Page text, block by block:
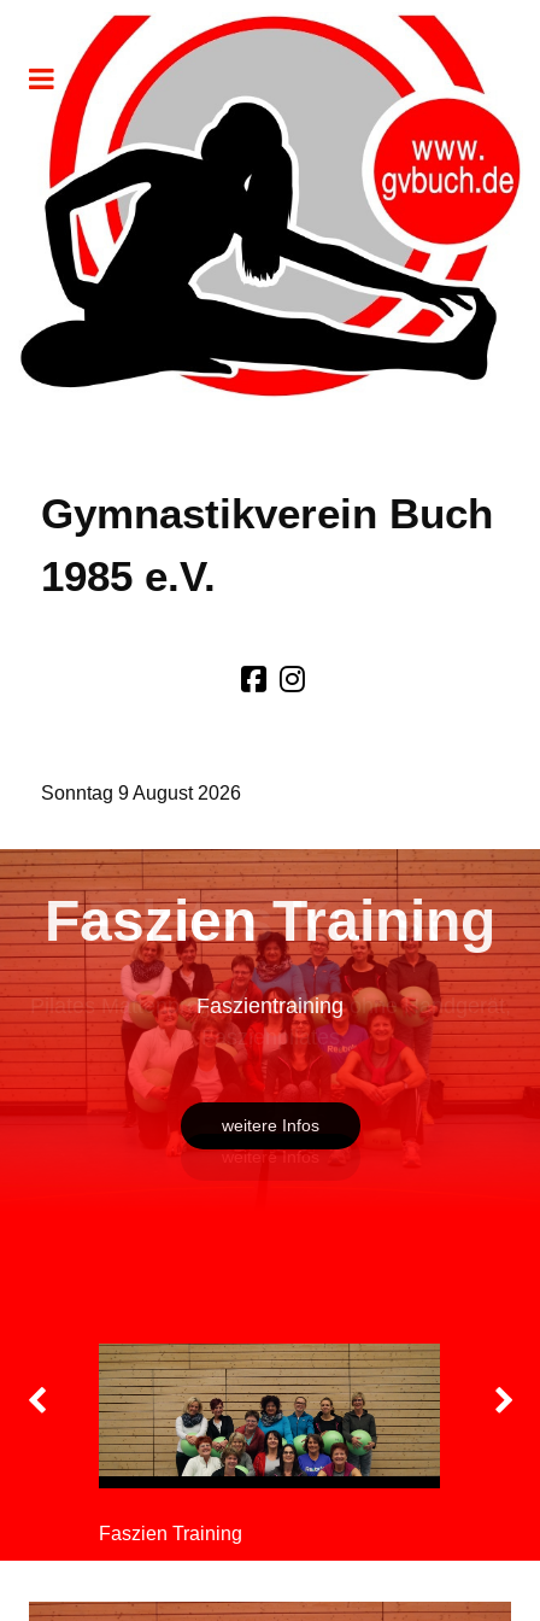
Gymnastikverein Buch
1985 e.V.
Sonntag 9 August 2026
Faszien Training
Faszientraining
weitere Infos
Faszien Training